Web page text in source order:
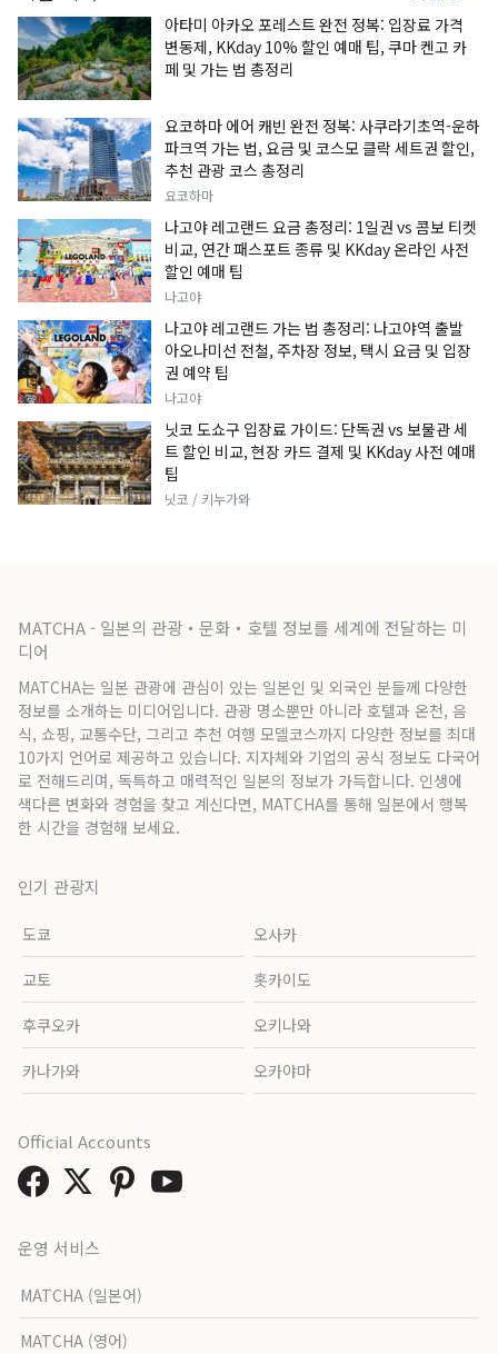
아타미 아카오 포레스트 완전 정복: 입장료 가격
변동제, KKday 10% 할인 예매 팁, 쿠마 켄고 카
페 및 가는 법 총정리
요코하마 에어 캐빈 완전 정복: 사쿠라기초역-운하
파크역 가는 법, 요금 및 코스모 클락 세트권 할인,
추천 관광 코스 총정리
요코하마
나고야 레고랜드 요금 총정리: 1일권 vs 콤보 티켓
비교, 연간 패스포트 종류 및 KKday 온라인 사전
할인 예매 팁
나고야
나고야 레고랜드 가는 법 총정리: 나고야역 출발
아오나미선 전철, 주차장 정보, 택시 요금 및 입장
권 예약 팁
나고야
닛코 도쇼구 입장료 가이드: 단독권 vs 보물관 세
트 할인 비교, 현장 카드 결제 및 KKday 사전 예매
팁
닛코 / 키누가와
MATCHA - 일본의 관광・문화・호텔 정보를 세계에 전달하는 미
디어
MATCHA는 일본 관광에 관심이 있는 일본인 및 외국인 분들께 다양한
정보를 소개하는 미디어입니다. 관광 명소뿐만 아니라 호텔과 온천, 음
식, 쇼핑, 교통수단, 그리고 추천 여행 모델코스까지 다양한 정보를 최대
10가지 언어로 제공하고 있습니다. 지자체와 기업의 공식 정보도 다국어
로 전해드리며, 독특하고 매력적인 일본의 정보가 가득합니다. 인생에
색다른 변화와 경험을 찾고 계신다면, MATCHA를 통해 일본에서 행복
한 시간을 경험해 보세요.
인기 관광지
도쿄 오사카
교토 홋카이도
후쿠오카 오키나와
카나가와 오카야마
운영 서비스
MATCHA (일본어)
MATCHA (영어)
Official Accounts